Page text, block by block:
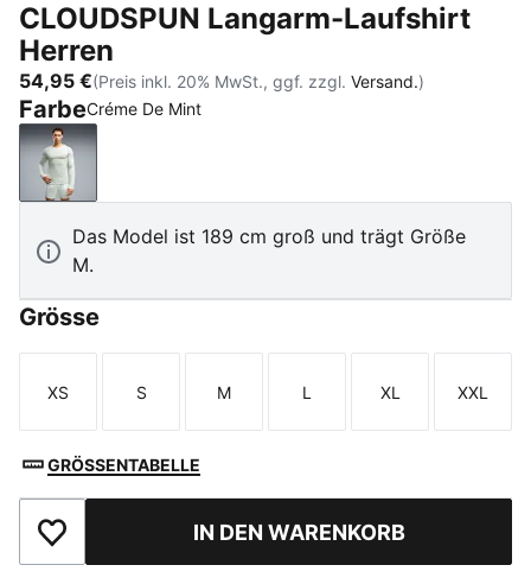
CLOUDSPUN Langarm-Laufshirt
Herren
54,95 €(Preis inkl. 20% MwSt., ggf. zzgl. Versand.)
FarbeCréme De Mint
Créme De Mint
Das Model ist 189 cm groß und trägt Größe
M.
Grösse
Größe
XS
Größe
S
Größe
M
Größe
L
Größe
XL
Größe
XXL
GRÖSSENTABELLE
Zu Favoriten hinzufügenIN DEN WARENKORB